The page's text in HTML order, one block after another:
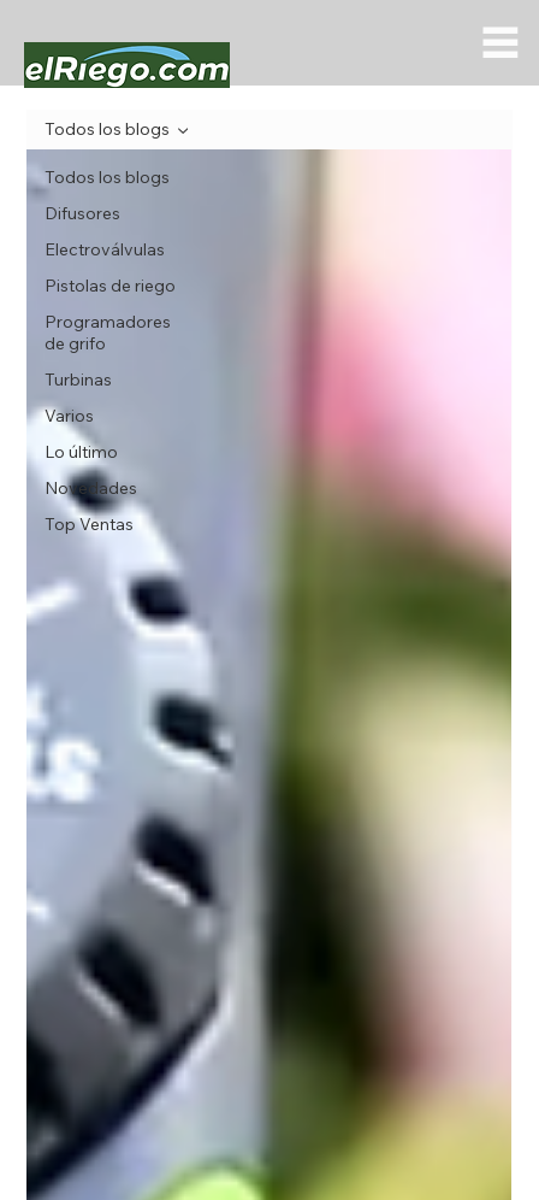
Todos los blogs
Difusores
Electroválvulas
Pistolas de riego
Programadores
de grifo
Turbinas
Varios
Lo último
Novedades
Top Ventas
Todos los blogs